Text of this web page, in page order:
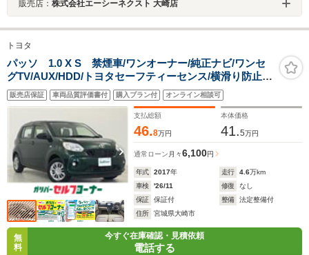
販売店： 株式会社エーシーネクスト 大崎店
トヨタ
パッソ 1.0 X S 禁煙車/ワンオーナー/純正ナビ/ワンセ
グTV/AUX/HDD/トヨタセーフティーセンス/横滑り防止装
置/後方コーナーセンサー/バックカメラ/フォグランプ/前
方ドライブレコーダー/純正アルミホイール
販売店保証 車両品質評価書付 購入プラン付 オンライン相談可
支払総額
46.8万円
本体価格
41.5万円
通常ローン 月々6,100円
年式 2017年 走行 4.6万km
車検
'26/11 修復
なし
保証
保証付 整備
法定整備付
住所
宮城県大崎市
無
料
今すぐ在庫確認・見積依頼
電話する